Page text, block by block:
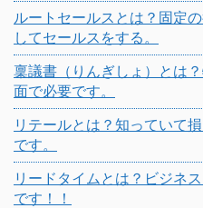
ルートセールスとは？固定
してセールスをする。
稟議書（りんぎしょ）とは
面で必要です。
リテールとは？知っていて
です。
リードタイムとは？ビジネ
です！！